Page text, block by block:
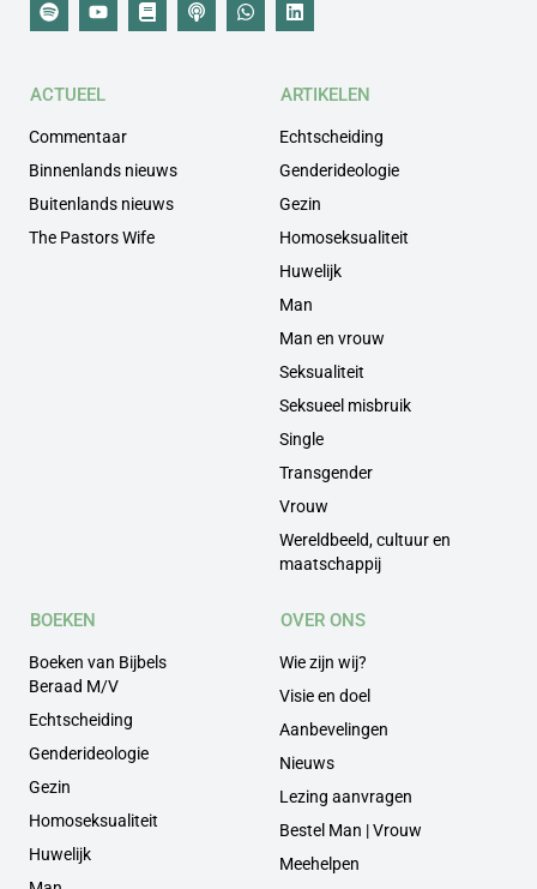
ACTUEEL
Commentaar
Binnenlands nieuws
Buitenlands nieuws
The Pastors Wife
ARTIKELEN
Echtscheiding
Genderideologie
Gezin
Homoseksualiteit
Huwelijk
Man
Man en vrouw
Seksualiteit
Seksueel misbruik
Single
Transgender
Vrouw
Wereldbeeld, cultuur en
maatschappij
BOEKEN
Boeken van Bijbels
Beraad M/V
Echtscheiding
Genderideologie
Gezin
Homoseksualiteit
Huwelijk
OVER ONS
Wie zijn wij?
Visie en doel
Aanbevelingen
Nieuws
Lezing aanvragen
Bestel Man | Vrouw
Meehelpen